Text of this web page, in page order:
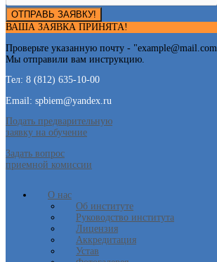
ОТПРАВЬ ЗАЯВКУ!
ВАША ЗАЯВКА ПРИНЯТА!
Проверьте указанную почту - "example@mail.com
Мы отправили вам инструкцию.
Тел: 8 (812) 635-10-00
Email: spbiem@yandex.ru
Подать предварительную
заявку на обучение
Задать вопрос
приемной комиссии
О нас
Об институте
Руководство института
Лицензия
Аккредитация
Устав